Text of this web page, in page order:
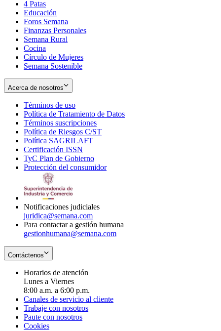
new
window
in
new
window
4 Patas
Educación
Foros Semana
Finanzas Personales
Semana Rural
Cocina
Círculo de Mujeres
Semana Sostenible
Acerca de nosotros
Términos de uso
in
new
window
Política de Tratamiento de Datos
Términos suscripciones
in
Política de Riesgos C/ST
Política SAGRILAFT
new
window
Certificación ISSN
in
new
TyC Plan de Gobierno
in
Protección del consumidorOpens
Notificaciones judiciales
juridica@semana.com
Para contactar a gestión humana
gestionhumana@semana.com
Contáctenos
Horarios de atención
Lunes a Viernes
8:00 a.m. a 6:00 p.m.
Canales de servicio al cliente
Trabaje con nosotros
Paute con nosotros
Cookies